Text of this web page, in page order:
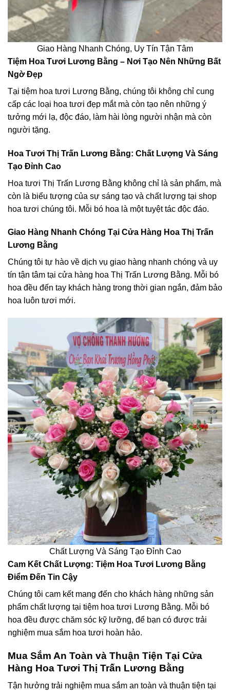
Giao Hàng Nhanh Chóng, Uy Tín Tận Tâm
Tiệm Hoa Tươi Lương Bằng – Nơi Tạo Nên Những Bất
Ngờ Đẹp
Tại tiệm hoa tươi Lương Bằng, chúng tôi không chỉ cung
cấp các loại hoa tươi đẹp mắt mà còn tạo nên những ý
tưởng mới lạ, độc đáo, làm hài lòng người nhận mà còn
người tặng.
Hoa Tươi Thị Trấn Lương Bằng: Chất Lượng Và Sáng
Tạo Đỉnh Cao
Hoa tươi Thị Trấn Lương Bằng không chỉ là sản phẩm, mà
còn là biểu tượng của sự sáng tạo và chất lượng tại shop
hoa tươi chúng tôi. Mỗi bó hoa là một tuyệt tác độc đáo.
Giao Hàng Nhanh Chóng Tại Cửa Hàng Hoa Thị Trấn
Lương Bằng
Chúng tôi tự hào về dịch vụ giao hàng nhanh chóng và uy
tín tận tâm tại cửa hàng hoa Thị Trấn Lương Bằng. Mỗi bó
hoa đều đến tay khách hàng trong thời gian ngắn, đảm bảo
hoa luôn tươi mới.
Chất Lượng Và Sáng Tạo Đỉnh Cao
Cam Kết Chất Lượng: Tiệm Hoa Tươi Lương Bằng
Điểm Đến Tin Cậy
Chúng tôi cam kết mang đến cho khách hàng những sản
phẩm chất lượng tại tiệm hoa tươi Lương Bằng. Mỗi bó
hoa đều được chăm sóc kỹ lưỡng, để bạn có được trải
nghiệm mua sắm hoa tươi hoàn hảo.
Mua Sắm An Toàn và Thuận Tiện Tại Cửa
Hàng Hoa Tươi Thị Trấn Lương Bằng
Tận hưởng trải nghiệm mua sắm an toàn và thuận tiện tại